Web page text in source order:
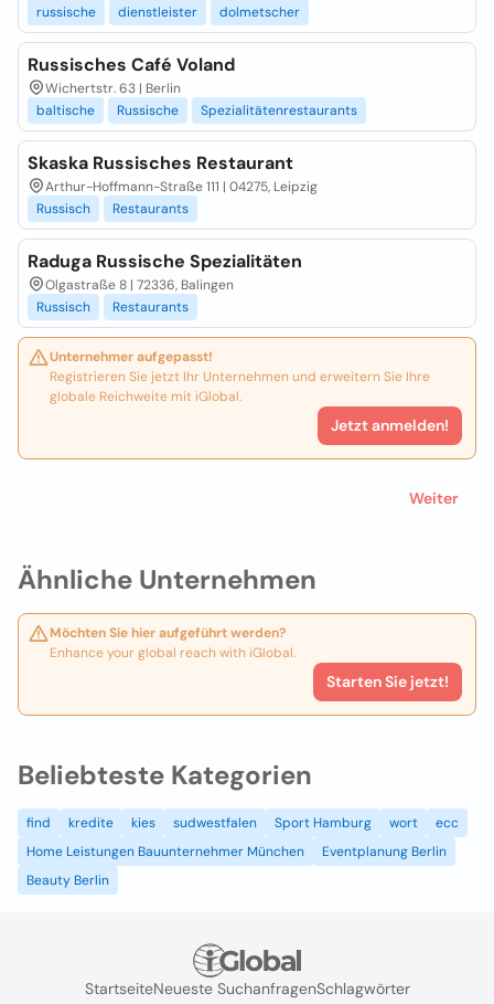
Ähnliche Unternehmen
Möchten Sie hier aufgeführt werden?
Enhance your global reach with iGlobal.
Starten Sie jetzt!
russische
dienstleister dolmetscher
Russisches Café Voland
Wichertstr. 63 | Berlin
baltische
Russische Spezialitätenrestaurants
Skaska Russisches Restaurant
Arthur-Hoffmann-Straße 111 | 04275, Leipzig
Russisch
Restaurants
Raduga Russische Spezialitäten
Olgastraße 8 | 72336, Balingen
Russisch
Restaurants
Unternehmer aufgepasst!
Registrieren Sie jetzt Ihr Unternehmen und erweitern Sie Ihre
globale Reichweite mit iGlobal.
Jetzt anmelden!
Weiter
Beliebteste Kategorien
find kredite kies sudwestfalen Sport Hamburg wort
ecc
Home Leistungen Bauunternehmer München
Eventplanung Berlin
Beauty Berlin
StartseiteNeueste SuchanfragenSchlagwörter